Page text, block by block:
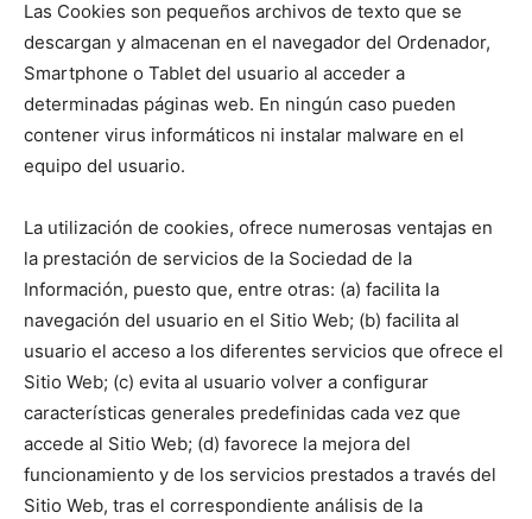
Las Cookies son pequeños archivos de texto que se
descargan y almacenan en el navegador del Ordenador,
Smartphone o Tablet del usuario al acceder a
determinadas páginas web. En ningún caso pueden
contener virus informáticos ni instalar malware en el
equipo del usuario.
La utilización de cookies, ofrece numerosas ventajas en
la prestación de servicios de la Sociedad de la
Información, puesto que, entre otras: (a) facilita la
navegación del usuario en el Sitio Web; (b) facilita al
usuario el acceso a los diferentes servicios que ofrece el
Sitio Web; (c) evita al usuario volver a configurar
características generales predefinidas cada vez que
accede al Sitio Web; (d) favorece la mejora del
funcionamiento y de los servicios prestados a través del
Sitio Web, tras el correspondiente análisis de la